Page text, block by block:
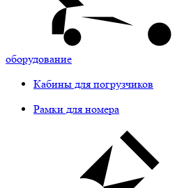
оборудование
Кабины для погрузчиков
Рамки для номера